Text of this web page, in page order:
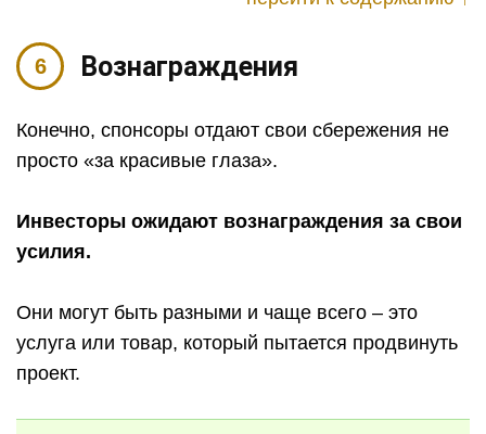
Вознаграждения
Конечно, спонсоры отдают свои сбережения не
просто «за красивые глаза».
Инвесторы ожидают вознаграждения за свои
усилия.
Они могут быть разными и чаще всего – это
услуга или товар, который пытается продвинуть
проект.